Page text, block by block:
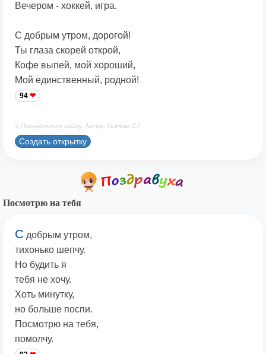
Вечером - хоккей, игра.
С добрым утром, дорогой!
Ты глаза скорей открой,
Кофе выпей, мой хороший,
Мой единственный, родной!
94
© Принадлежит сайту. Автор: Грачёва С.Г.
Создать открытку
Посмотрю на тебя
С добрым утром,
тихонько шепчу.
Но будить я
тебя не хочу.
Хоть минутку,
но больше поспи.
Посмотрю на тебя,
помолчу.